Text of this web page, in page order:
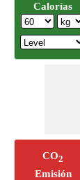
Calorías
CO2
Emisión